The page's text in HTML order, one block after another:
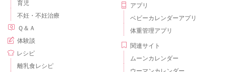
育児
不妊・不妊治療
Ｑ＆Ａ
体験談
レシピ
離乳食レシピ
アプリ
ベビーカレンダーアプリ
体重管理アプリ
関連サイト
ムーンカレンダー